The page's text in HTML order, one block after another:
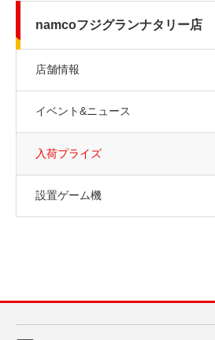
namcoフジグランナタリー店
店舗情報
イベント&ニュース
入荷プライズ
設置ゲーム機